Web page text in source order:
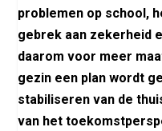
problemen op school,
gebrek aan zekerheid
daarom voor meer
gezin een plan wordt
stabiliseren van de
van het